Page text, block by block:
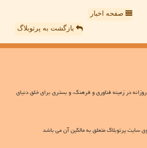
صفحه اخبار
بازگشت به پرتوبلاگ
در زمینه فناوری و فرهنگ، و بستری برای خلق دنیای